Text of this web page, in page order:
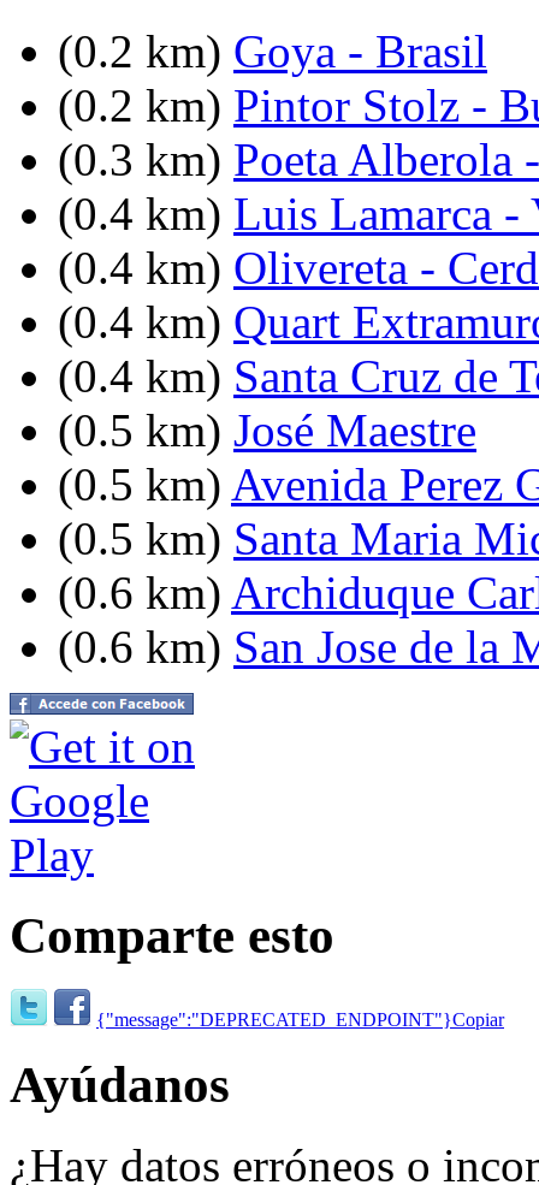
(0.2 km) Goya - Brasil
(0.2 km) Pintor Stolz -
(0.3 km) Poeta Alberola
(0.4 km) Luis Lamarca -
(0.4 km) Olivereta -
(0.4 km) Quart
(0.4 km) Santa Cruz de
(0.5 km) José Maestre
(0.5 km) Avenida Perez
(0.5 km) Santa Maria
(0.6 km) Archiduque
(0.6 km) San Jose de la
Comparte esto
{"message":"DEPRECATED_ENDPOINT"}Copiar
Ayúdanos
¿Hay datos erróneos o